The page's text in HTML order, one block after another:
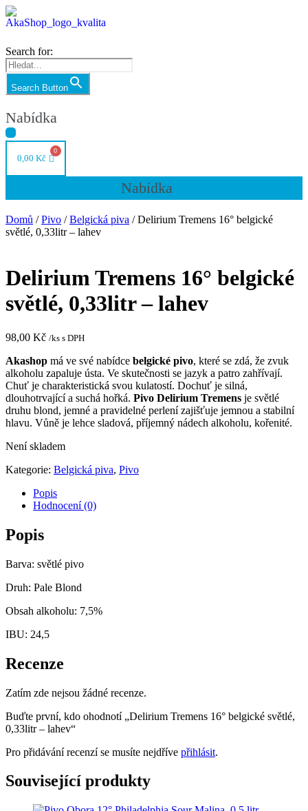
Search for:
Search Button
Nabídka
0,00 Kč
Nabídka
Domů /Pivo /Belgická piva / Delirium Tremens 16° belgické
světlé, 0,33litr – lahev
Delirium Tremens 16° belgické
světlé, 0,33litr – lahev
98,00 Kč /ks s DPH
Akashop má ve své nabídce belgické pivo, které se zdá, že zvuk
alkoholu zapaluje ústa. Ve skutečnosti se jazyk a patro zahřívají.
Chuť je charakteristická svou kulatostí. Dochuť je silná,
dlouhotrvající a suchá hořká. Pivo Delirium Tremens je světlé
druhu blond, jemné a pravidelné perlení zajišťuje jemnou a stabilní
hlavu. Vůně je lehce sladová, příjemný nádech alkoholu, kořenité.
Není skladem
Kategorie: Belgická piva, Pivo
Popis
Hodnocení (0)
Popis
Barva: světlé pivo
Druh: Pale Blond
Obsah alkoholu: 7,5%
IBU: 24,5
Recenze
Zatím zde nejsou žádné recenze.
Buďte první, kdo ohodnotí „Delirium Tremens 16° belgické světlé,
0,33litr – lahev“
Pro přidávání recenzí se musíte nejdříve přihlásit.
Související produkty